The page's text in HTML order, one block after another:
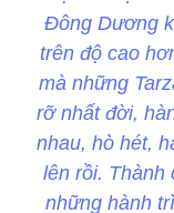
Đông Dương
trên độ cao
mà những
rỡ nhất đời,
nhau, hò hét,
lên rồi. Thành
những hành